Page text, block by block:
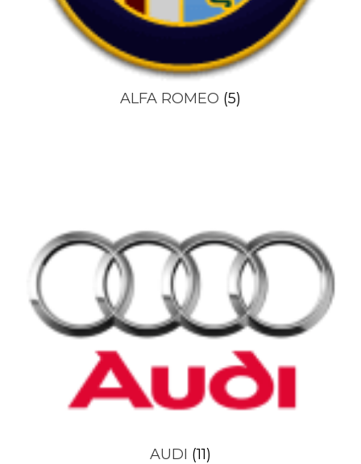
ALFA ROMEO (5)
AUDI (11)